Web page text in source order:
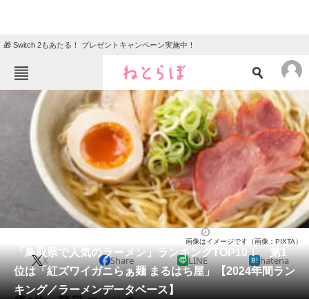
🎁 Switch 2もあたる！ プレゼントキャンペーン実施中！
ねとらぼメニュー
ニュース
エンタメ クイズ
地域
教育・育児
リサーチ
会員記事
メディア
「鳥取県で人気のラーメン」ランキングTOP10！ 第1
位は「紅ズワイガニらぁ麺 まるはち屋」【2024年間ラン
キング／ラーメンデータベース】
画像はイメージです（画像：PIXTA）
X Share LINE hatena